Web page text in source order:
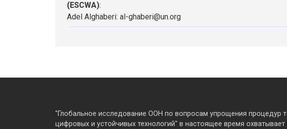
(ESCWA):
Adel Alghaberi: al-ghaberi@un.org
"Глобальное исследование ООН по вопросам упрощения процедур
цифровых и устойчивых технологий" в настоящее время